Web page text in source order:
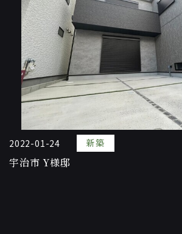
2022-01-24 新築
宇治市 Y様邸